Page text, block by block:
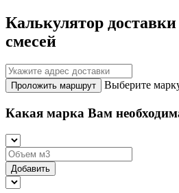
Калькулятор
смесей
Проложить маршрут Выберите
Какая марка Вам